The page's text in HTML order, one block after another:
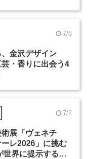
7/8
金沢デザイン
・香りに出会う4
7/2
展「ヴェネチ
レ2026」に挑む
界に提示する美